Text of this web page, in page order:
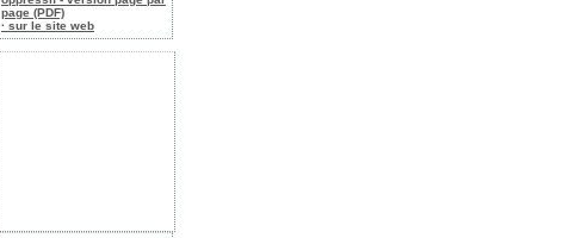
page (PDF)
· sur le site web